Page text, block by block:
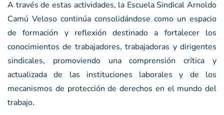
A través de estas actividades, la Escuela Sindical Arnoldo
Camú Veloso continúa consolidándose como un espacio
de formación y reflexión destinado a fortalecer los
conocimientos de trabajadores, trabajadoras y dirigentes
sindicales, promoviendo una comprensión crítica y
actualizada de las instituciones laborales y de los
mecanismos de protección de derechos en el mundo del
trabajo.